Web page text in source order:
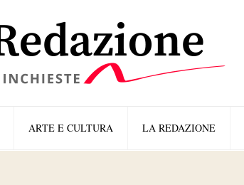
ARTE E CULTURA LA REDAZIONE